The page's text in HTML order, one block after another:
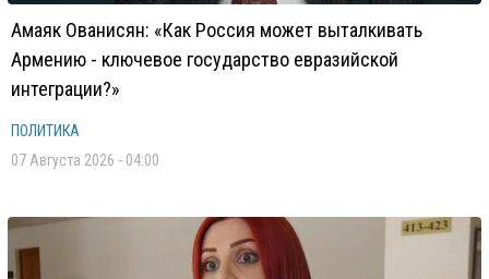
Амаяк Ованисян: «Как Россия может выталкивать
Армению - ключевое государство евразийской
интеграции?»
ПОЛИТИКА
07 Августа 2026 - 04:00